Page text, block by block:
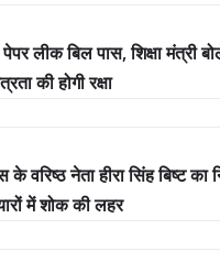
लीक बिल पास, शिक्षा मंत्री
की होगी रक्षा
वरिष्ठ नेता हीरा सिंह बिष्ट का
में शोक की लहर